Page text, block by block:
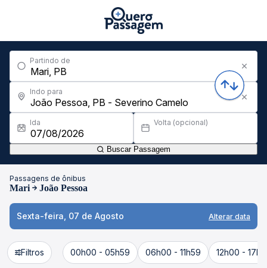
Partindo de
Indo para
Ida Volta (opcional)
Buscar Passagem
Passagens de ônibus
Mari João Pessoa
Sexta-feira, 07 de Agosto Alterar data
Filtros 00h00 - 05h59 06h00 - 11h59 12h00 -